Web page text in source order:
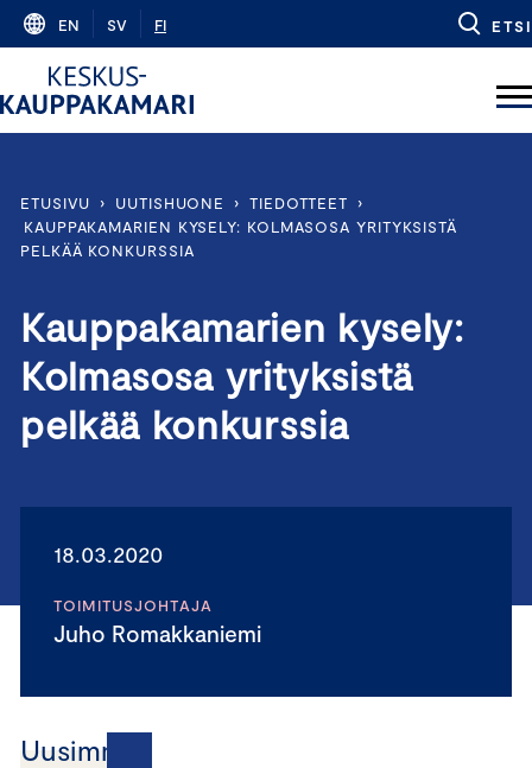
Skip
content
EN SV FI ETSI
ETUSIVU › UUTISHUONE › TIEDOTTEET
›
KAUPPAKAMARIEN KYSELY: KOLMASOSA YRITYKSISTÄ
PELKÄÄ KONKURSSIA
Kauppakamarien kysely:
Kolmasosa yrityksistä
pelkää konkurssia
18.03.2020
TOIMITUSJOHTAJA
Juho Romakkaniemi
Uusimmat